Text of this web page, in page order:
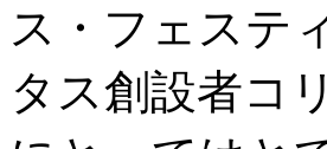
ス・フェステ
タス創設者コ